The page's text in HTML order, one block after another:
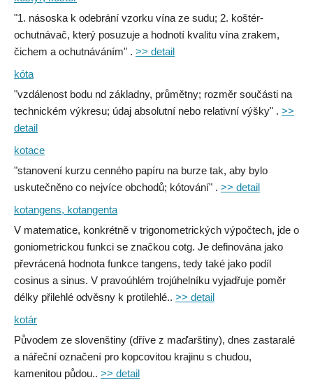
"1. násoska k odebrání vzorku vína ze sudu; 2. koštér-
ochutnávač, který posuzuje a hodnotí kvalitu vína zrakem,
čichem a ochutnáváním" . >> detail
kóta
"vzdálenost bodu nd základny, průmětny; rozměr součásti na
technickém výkresu; údaj absolutní nebo relativní výšky" . >>
detail
kotace
"stanovení kurzu cenného papíru na burze tak, aby bylo
uskutečněno co nejvíce obchodů; kótování" . >> detail
kotangens, kotangenta
V matematice, konkrétně v trigonometrických výpočtech, jde o
goniometrickou funkci se značkou cotg. Je definována jako
převrácená hodnota funkce tangens, tedy také jako podíl
cosinus a sinus. V pravoúhlém trojúhelníku vyjadřuje poměr
délky přilehlé odvěsny k protilehlé.. >> detail
kotár
Původem ze slovenštiny (dříve z maďarštiny), dnes zastaralé
a nářeční označení pro kopcovitou krajinu s chudou,
kamenitou půdou.. >> detail